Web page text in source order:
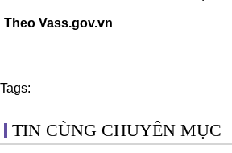
Theo Vass.gov.vn
Tags:
TIN CÙNG CHUYÊN MỤC